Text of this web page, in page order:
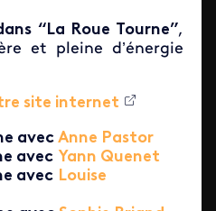
“La Roue Tourne”,
et pleine d’énergie
site internet
avec Anne Pastor
avec Yann Quenet
avec Louise